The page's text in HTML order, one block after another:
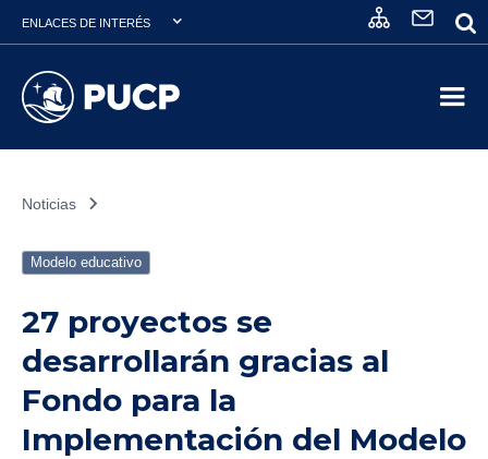
ENLACES DE INTERÉS
Noticias
Modelo educativo
27 proyectos se
desarrollarán gracias al
Fondo para la
Implementación del Modelo